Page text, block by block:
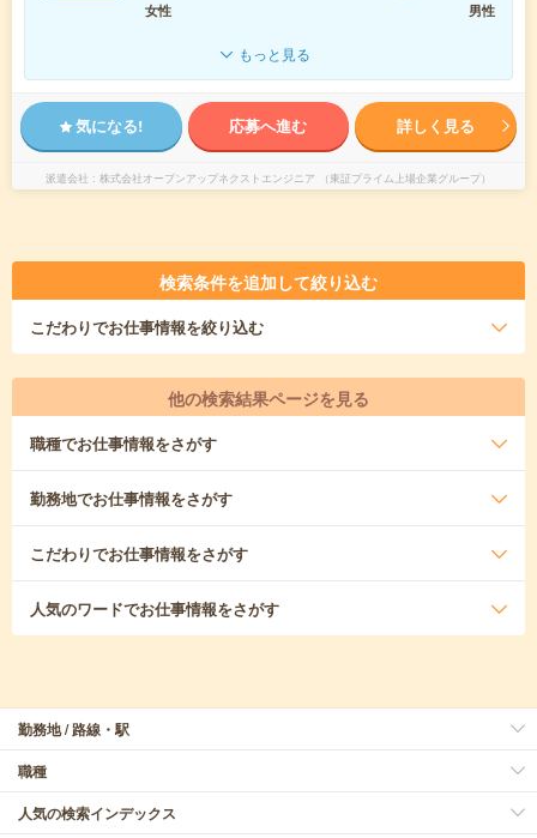
女性
男性
もっと見る
気になる! 応募へ進む 詳しく見る
派遣会社 株式会社オープンアップネクストエンジニア （東証プライム上場企業グループ）
検索条件を追加して絞り込む
こだわりでお仕事情報を絞り込む
他の検索結果ページを見る
職種でお仕事情報をさがす
勤務地でお仕事情報をさがす
こだわりでお仕事情報をさがす
人気のワードでお仕事情報をさがす
勤務地 / 路線・駅
職種
人気の検索インデックス